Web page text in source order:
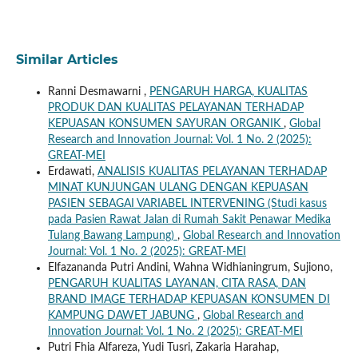
Similar Articles
Ranni Desmawarni , PENGARUH HARGA, KUALITAS
PRODUK DAN KUALITAS PELAYANAN TERHADAP
KEPUASAN KONSUMEN SAYURAN ORGANIK , Global
Research and Innovation Journal: Vol. 1 No. 2 (2025):
GREAT-MEI
Erdawati, ANALISIS KUALITAS PELAYANAN TERHADAP
MINAT KUNJUNGAN ULANG DENGAN KEPUASAN
PASIEN SEBAGAI VARIABEL INTERVENING (Studi kasus
pada Pasien Rawat Jalan di Rumah Sakit Penawar Medika
Tulang Bawang Lampung) , Global Research and Innovation
Journal: Vol. 1 No. 2 (2025): GREAT-MEI
Elfazananda Putri Andini, Wahna Widhianingrum, Sujiono,
PENGARUH KUALITAS LAYANAN, CITA RASA, DAN
BRAND IMAGE TERHADAP KEPUASAN KONSUMEN DI
KAMPUNG DAWET JABUNG , Global Research and
Innovation Journal: Vol. 1 No. 2 (2025): GREAT-MEI
Putri Fhia Alfareza, Yudi Tusri, Zakaria Harahap,